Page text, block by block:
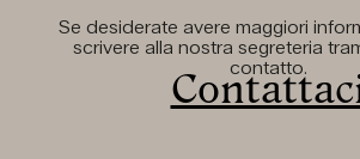
Se desiderate avere maggiori
scrivere alla nostra segreteria
contatto.